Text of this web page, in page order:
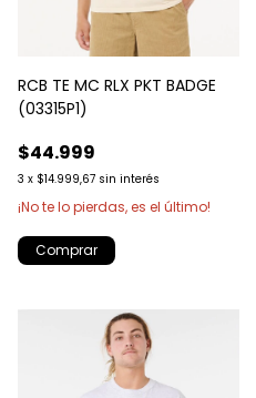
RCB TE MC RLX PKT BADGE
(03315P1)
$44.999
3 x $14.999,67 sin interés
¡No te lo pierdas, es el último!
Comprar